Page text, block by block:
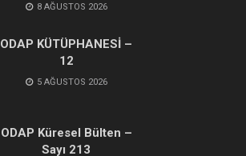
8 AĞUSTOS 2026
ODAP KÜTÜPHANESİ –
12
5 AĞUSTOS 2026
ODAP Küresel Bülten –
Sayı 213